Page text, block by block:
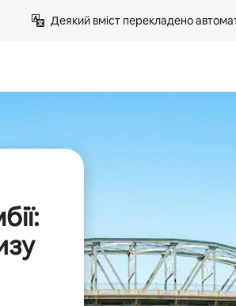
Деякий вміст перекладено